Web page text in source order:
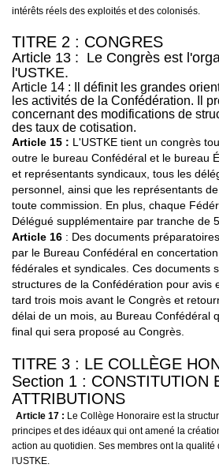
intérêts réels des exploités et des colonisés.
TITRE 2 : CONGRES
Article 13 : Le Congrès est
l'USTKE.
Article 14 : Il définit les grandes
les activités de la Confédération. Il
concernant des modifications de
des taux de cotisation.
Article 15 : L'USTKE tient un congrès
outre le bureau Confédéral et le bureau
et représentants syndicaux, tous les
personnel, ainsi que les représentants
toute commission. En plus, chaque
Délégué supplémentaire par tranche de
Article 16 : Des documents
par le Bureau Confédéral en
fédérales et syndicales. Ces documents
structures de la Confédération pour avis
tard trois mois avant le Congrès et
délai de un mois, au Bureau Confédéral
final qui sera proposé au Congrès.
TITRE 3 : LE COLLÈGE
Section 1 : CONSTITUTION
ATTRIBUTIONS
Article 17 : Le Collège Honoraire est la
principes et des idéaux qui ont amené la
action au quotidien. Ses membres ont la qualité
l'USTKE.